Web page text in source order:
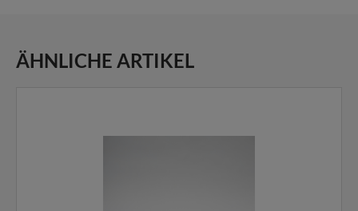
ÄHNLICHE ARTIKEL